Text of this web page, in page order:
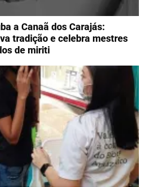
a Canaã dos Carajás:
tradição e celebra mestres
de miriti